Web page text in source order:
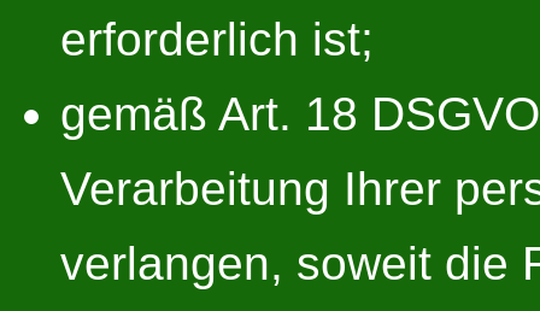
erforderlich ist;
gemäß Art. 18
Verarbeitung Ihrer
verlangen, soweit die